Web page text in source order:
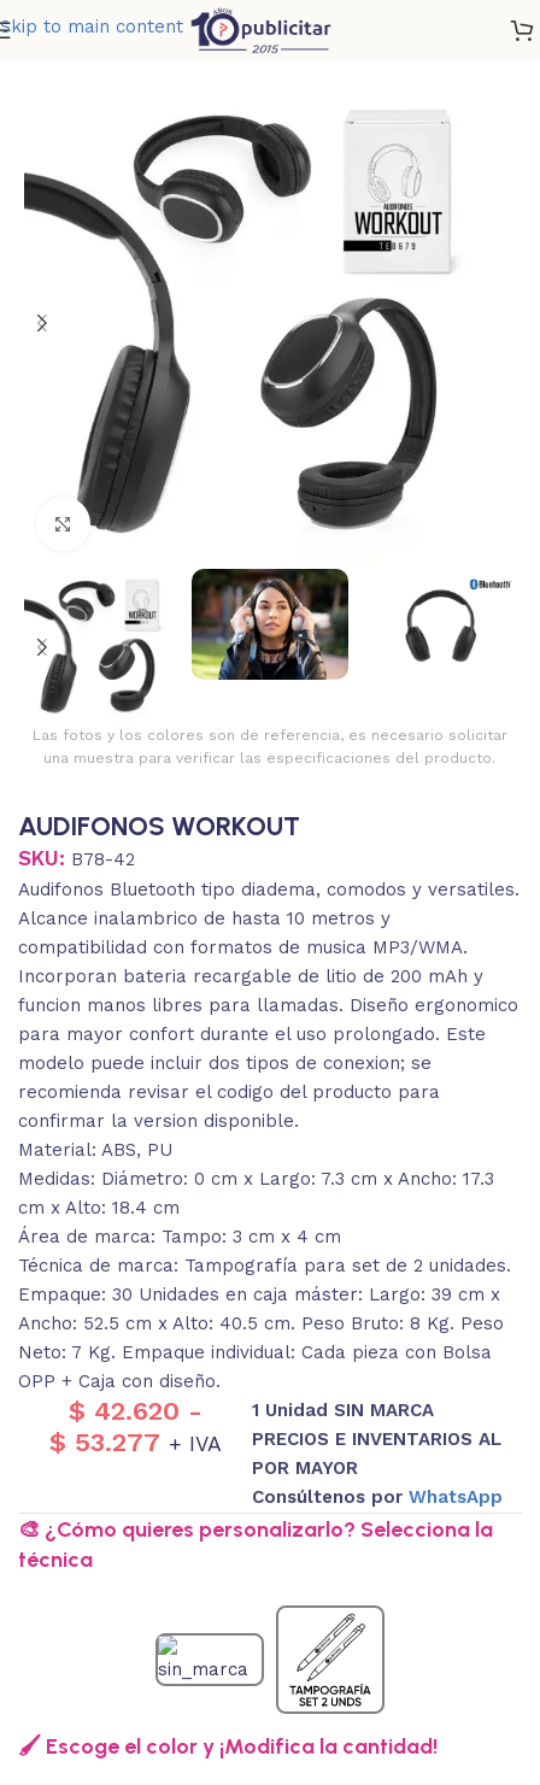
Skip to main content
AUDIFONOS WORKOUT
Clic para ampliar
Las fotos y los colores son de referencia, es necesario solicitar
una muestra para verificar las especificaciones del producto.
AUDIFONOS WORKOUT
SKU: B78-42
Audifonos Bluetooth tipo diadema, comodos y versatiles.
Alcance inalambrico de hasta 10 metros y
compatibilidad con formatos de musica MP3/WMA.
Incorporan bateria recargable de litio de 200 mAh y
funcion manos libres para llamadas. Diseño ergonomico
para mayor confort durante el uso prolongado. Este
modelo puede incluir dos tipos de conexion; se
recomienda revisar el codigo del producto para
confirmar la version disponible.
Material: ABS, PU
Medidas: Diámetro: 0 cm x Largo: 7.3 cm x Ancho: 17.3
cm x Alto: 18.4 cm
Área de marca: Tampo: 3 cm x 4 cm
Técnica de marca: Tampografía para set de 2 unidades.
Empaque: 30 Unidades en caja máster: Largo: 39 cm x
Ancho: 52.5 cm x Alto: 40.5 cm. Peso Bruto: 8 Kg. Peso
Neto: 7 Kg. Empaque individual: Cada pieza con Bolsa
OPP + Caja con diseño.
$ 42.620 -
$ 53.277 + IVA
1 Unidad SIN MARCA
PRECIOS E INVENTARIOS AL
POR MAYOR
Consúltenos porWhatsApp
🎨 ¿Cómo quieres personalizarlo? Selecciona la
técnica
🖌️ Escoge el color y ¡Modifica la cantidad!